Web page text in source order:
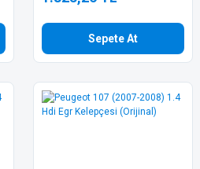
Sepete At